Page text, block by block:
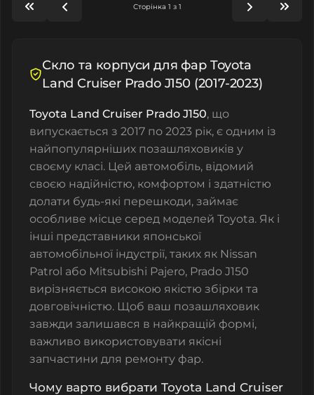
Сторінка 1 з 1
Скло та корпуси для фар Toyota
Land Cruiser Prado J150 (2017-2023)
Toyota Land Cruiser Prado J150, що
випускається з 2017 по 2023 рік, є одним із
найпопулярніших позашляховиків у
своєму класі. Цей автомобіль, відомий
своєю надійністю, комфортом і здатністю
долати будь-які перешкоди, займає
особливе місце серед моделей Toyota. Як і
інші представники японської
автомобільної індустрії, таких як Nissan
Patrol або Mitsubishi Pajero, Prado J150
вирізняється високою якістю збірки та
довговічністю. Щоб ваш позашляховик
завжди залишався в найкращій формі,
важливо використовувати якісні
запчастини для ремонту фар.
Чому варто вибрати Toyota Land Cruiser